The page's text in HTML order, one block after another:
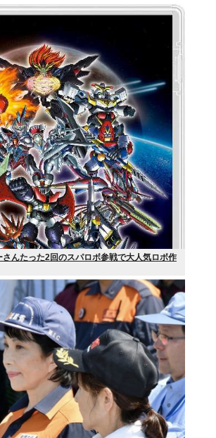
んたった2回のスパロボ参戦で大人気ロボ作